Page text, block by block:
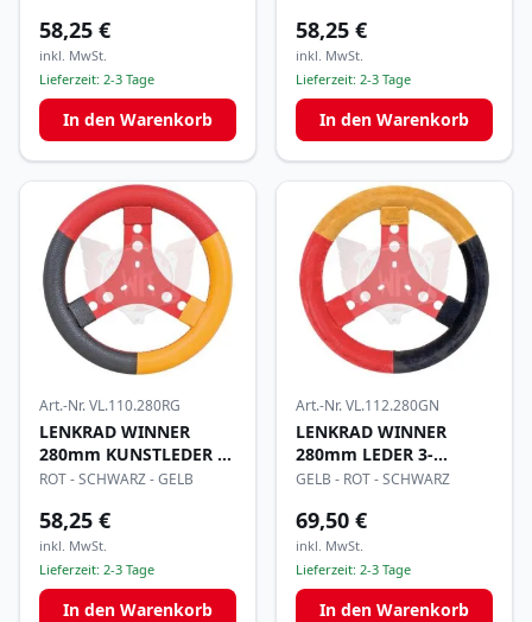
58,25 €
inkl. MwSt.
Lieferzeit: 2-3 Tage
In den Warenkorb
58,25 €
inkl. MwSt.
Lieferzeit: 2-3 Tage
In den Warenkorb
Art.-Nr.VL.110.280RG
LENKRAD WINNER
280mm KUNSTLEDER 3-
FARBIG
ROT - SCHWARZ - GELB
58,25 €
inkl. MwSt.
Lieferzeit: 2-3 Tage
In den Warenkorb
Art.-Nr.VL.112.280GN
LENKRAD WINNER
280mm LEDER 3-
FARBIG
GELB - ROT - SCHWARZ
69,50 €
inkl. MwSt.
Lieferzeit: 2-3 Tage
In den Warenkorb